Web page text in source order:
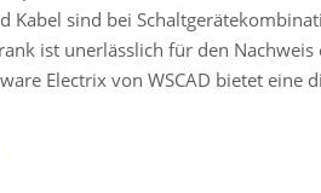
Kabel sind bei
ist unerlässlich für den
Electrix von WSCAD bietet